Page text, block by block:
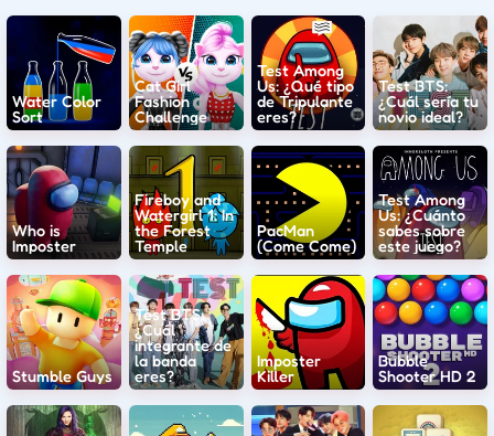
Water Color
Sort
Cat Girl
Fashion
Challenge
Test Among
Us: ¿Qué tipo
de Tripulante
eres?
Test BTS:
¿Cuál sería tu
novio ideal?
Who is
Imposter
Fireboy and
Watergirl 1: In
the Forest
Temple
PacMan
(Come Come)
Test Among
Us: ¿Cuánto
sabes sobre
este juego?
Stumble Guys
Test BTS:
¿Cuál
integrante de
la banda
eres?
Imposter
Killer
Bubble
Shooter HD 2